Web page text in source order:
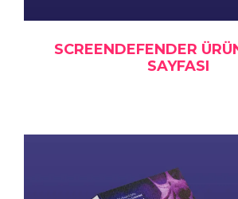
SCREENDEFENDER
SAYFASI